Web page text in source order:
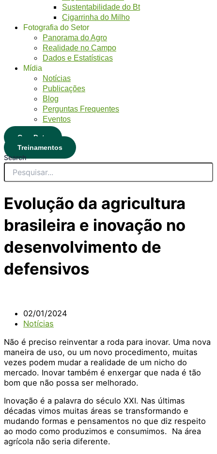
Sustentabilidade do Bt
Cigarrinha do Milho
Fotografia do Setor
Panorama do Agro
Realidade no Campo
Dados e Estatísticas
Mídia
Notícias
Publicações
Blog
Perguntas Frequentes
Eventos
CropData
Treinamentos
Search
Evolução da agricultura
brasileira e inovação no
desenvolvimento de
defensivos
02/01/2024
Notícias
Não é preciso reinventar a roda para inovar. Uma nova
maneira de uso, ou um novo procedimento, muitas
vezes podem mudar a realidade de um nicho do
mercado. Inovar também é enxergar que nada é tão
bom que não possa ser melhorado.
Inovação é a palavra do século XXI. Nas últimas
décadas vimos muitas áreas se transformando e
mudando formas e pensamentos no que diz respeito
ao modo como produzimos e consumimos. Na área
agrícola não seria diferente.